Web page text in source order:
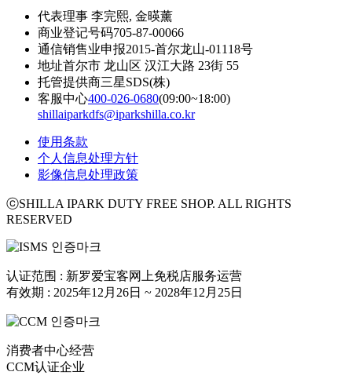
代表理事 李完熙, 金暎薰
商业登记号码705-87-00066
通信销售业申报2015-首尔龙山-01118号
地址首尔市 龙山区 汉江大路 23街 55
托管提供商三星SDS(株)
客服中心400-026-0680(09:00~18:00)
shillaiparkdfs@iparkshilla.co.kr
使用条款
个人信息处理方针
影像信息处理政策
ⓒSHILLA IPARK DUTY FREE SHOP. ALL RIGHTS
RESERVED
认证范围 : 新罗爱宝客网上免税店服务运营
有效期 : 2025年12月26日 ~ 2028年12月25日
消费者中心经营
CCM认证企业